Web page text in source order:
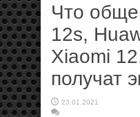
Что
12s,
Xiaomi
получат
23.01.2021